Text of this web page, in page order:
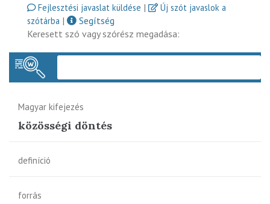
Fejlesztési javaslat küldése |
Új szót javaslok a
szótárba |
Segítség
Keresett szó vagy szórész megadása:
Magyar kifejezés
közösségi döntés
definíció
forrás